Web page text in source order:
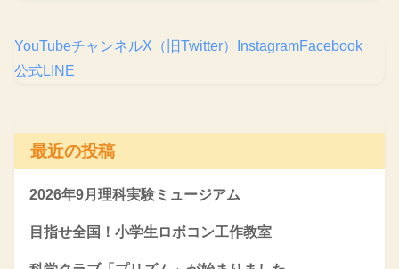
YouTubeチャンネルX（旧Twitter） InstagramFacebook
公式LINE
最近の投稿
2026年9月理科実験ミュージアム
目指せ全国！小学生ロボコン工作教室